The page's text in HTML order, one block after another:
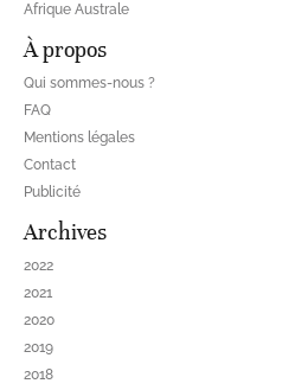
Afrique Australe
À propos
Qui sommes-nous ?
FAQ
Mentions légales
Contact
Publicité
Archives
2022
2021
2020
2019
2018